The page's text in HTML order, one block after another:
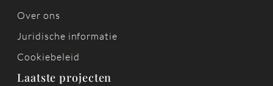
Over ons
Juridische informatie
Cookiebeleid
Laatste projecten